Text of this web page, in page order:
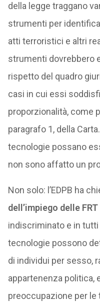
della legge traggano
strumenti per
atti terroristici e altri
strumenti dovrebbero
rispetto del quadro
casi in cui essi
proporzionalità, come
paragrafo 1, della
tecnologie possano
non sono affatto un
Non solo: l’EDPB ha
dell’impiego delle
indiscriminato e in
tecnologie possono
di individui per sesso,
appartenenza politica,
preoccupazione per